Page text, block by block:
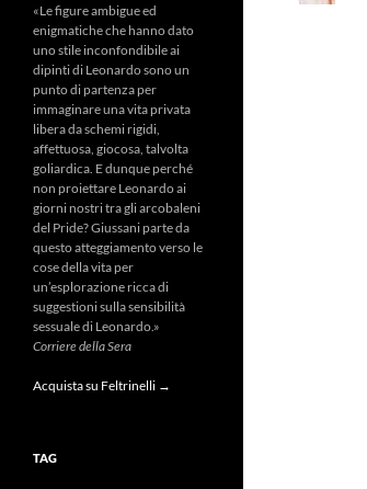
«Le figure ambigue ed
enigmatiche che hanno dato
uno stile inconfondibile ai
dipinti di Leonardo sono un
punto di partenza per
immaginare una vita privata
libera da schemi rigidi,
affettuosa, giocosa, talvolta
goliardica. E dunque perché
non proiettare Leonardo ai
giorni nostri tra gli arcobaleni
del Pride? Giussani parte da
questo atteggiamento verso le
cose della vita per
un’esplorazione ricca di
suggestioni sulla sensibilità
sessuale di Leonardo.»
Corriere della Sera
Acquista su Feltrinelli →
TAG